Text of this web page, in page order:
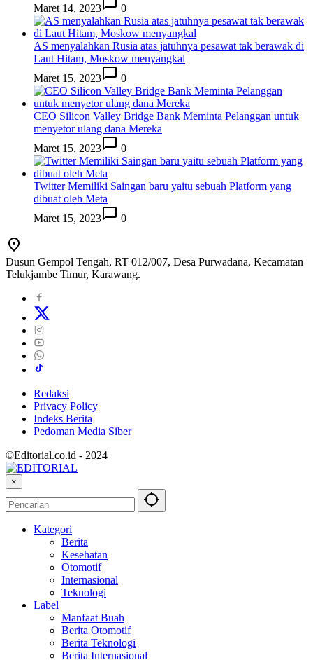
Maret 14, 2023
0
AS menyalahkan Rusia atas jatuhnya pesawat tak berawak di
Laut Hitam, Moskow menyangkal
Maret 15, 2023
0
CEO Silicon Valley Bridge Bank Meminta Pelanggan untuk
menyetor ulang dana Mereka
Maret 15, 2023
0
Twitter Memiliki Saingan baru yaitu sebuah Platform yang
dibuat oleh Meta
Maret 15, 2023
0
Dusun Gempol Tengah, RT 012/007, Desa Purwadana, Kecamatan
Telukjambe Timur, Karawang.
Redaksi
Privacy Policy
Indeks Berita
Pedoman Media Siber
©Editorial.co.id - 2024
×
Kategori
Berita
Kesehatan
Otomotif
Internasional
Teknologi
Label
Manfaat Buah
Berita Otomotif
Berita Teknologi
Berita Internasional